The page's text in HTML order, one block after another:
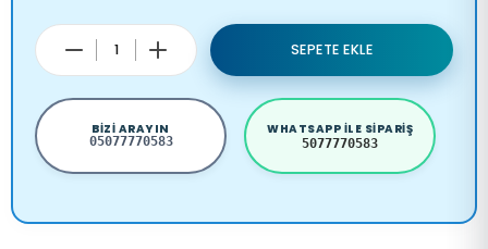
SEPETE EKLE
BIZI ARAYIN
05077770583
WHATSAPP ILE SIPARIŞ
5077770583